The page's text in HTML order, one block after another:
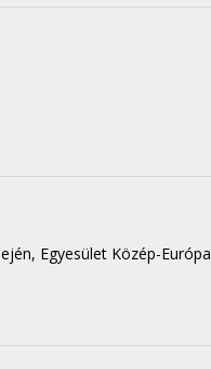
Egyesület Közép-Európa